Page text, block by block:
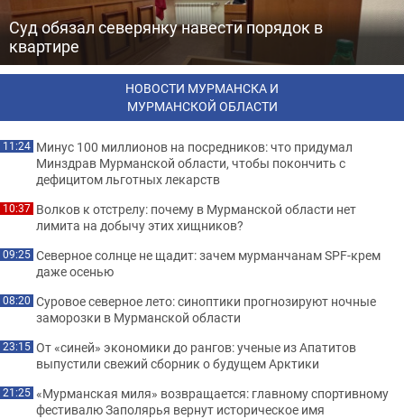
Суд обязал северянку навести порядок в
квартире
НОВОСТИ МУРМАНСКА И
МУРМАНСКОЙ ОБЛАСТИ
11:24 Минус 100 миллионов на посредников: что придумал
Минздрав Мурманской области, чтобы покончить с
дефицитом льготных лекарств
10:37 Волков к отстрелу: почему в Мурманской области нет
лимита на добычу этих хищников?
09:25 Северное солнце не щадит: зачем мурманчанам SPF-крем
даже осенью
08:20 Суровое северное лето: синоптики прогнозируют ночные
заморозки в Мурманской области
23:15 От «синей» экономики до рангов: ученые из Апатитов
выпустили свежий сборник о будущем Арктики
21:25 «Мурманская миля» возвращается: главному спортивному
фестивалю Заполярья вернут историческое имя